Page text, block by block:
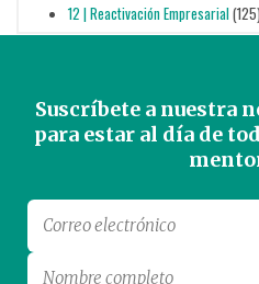
12 | Reactivación Empresarial(125)
Suscríbete a nuestra
para estar al día de